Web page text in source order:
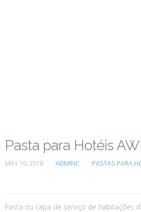
Pasta para Hotéis
MAY 10, 2018 ADMINC PASTAS PARA
Pasta ou capa de serviço de habitações